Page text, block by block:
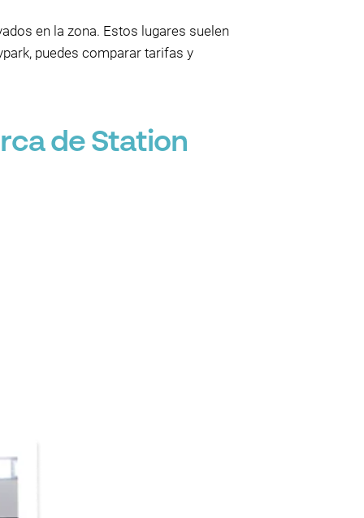
en la zona. Estos lugares suelen
puedes comparar tarifas y
de Station